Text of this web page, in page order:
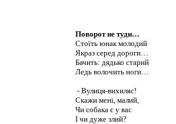
Поворот не туди…
Стоїть юнак молодий
Якраз серед дороги…
Бачить: дядько старий
Ледь волочить ноги…
- Вулиця-вихиляс!
Скажи мені, малий,
Чи собака є у вас
І чи дуже злий?